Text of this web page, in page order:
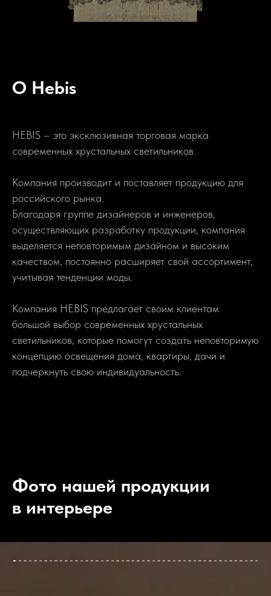
О Hebis
HEBIS – это эксклюзивная торговая марка
современных хрустальных светильников.
Компания производит и поставляет продукцию для
российского рынка.
Благодаря группе дизайнеров и инженеров,
осуществляющих разработку продукции, компания
выделяется неповторимым дизайном и высоким
качеством, постоянно расширяет свой ассортимент,
учитывая тенденции моды.
Компания HEBIS предлагает своим клиентам
большой выбор современных хрустальных
светильников, которые помогут создать неповторимую
концепцию освещения дома, квартиры, дачи и
подчеркнуть свою индивидуальность.
Фото нашей продукции
в интерьере